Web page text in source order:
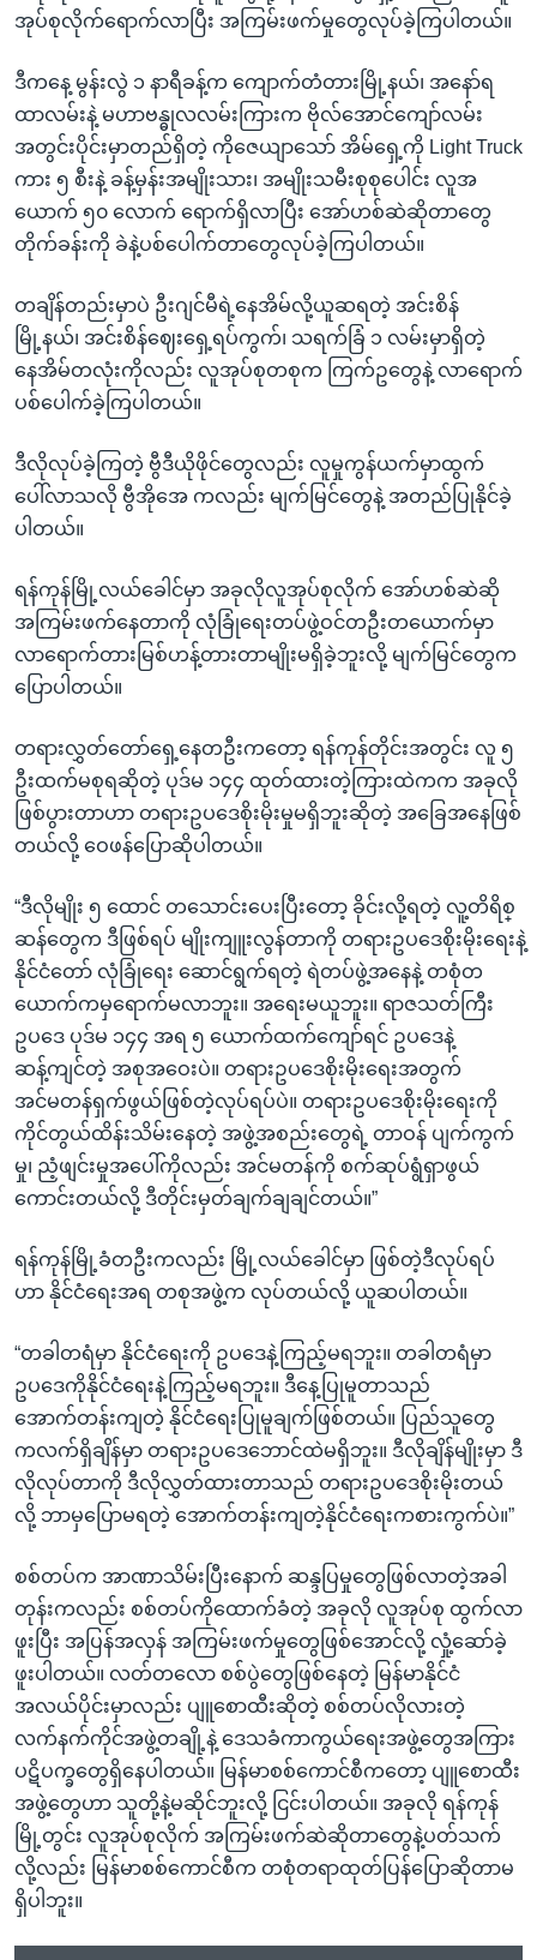
အုပ်စုလိုက်ရောက်လာပြီး အကြမ်းဖက်မှုတွေလုပ်ခဲ့ကြပါတယ်။
ဒီကနေ့ မွန်းလွဲ ၁ နာရီခန့်က ကျောက်တံတားမြို့နယ်၊ အနော်ရ
ထာလမ်းနဲ့ မဟာဗန္ဓုလလမ်းကြားက ဗိုလ်အောင်ကျော်လမ်း
အတွင်းပိုင်းမှာတည်ရှိတဲ့ ကိုဇေ‌ယျာသော် အိမ်ရှေ့ကို Light Truck
ကား ၅ စီးနဲ့ ခန့်မှန်းအမျိုးသား၊ အမျိုးသမီးစုစုပေါင်း လူအ
ယောက် ၅၀ လောက် ရောက်ရှိလာပြီး အော်ဟစ်ဆဲဆိုတာတွေ
တိုက်ခန်းကို ခဲနဲ့ပစ်ပေါက်တာတွေလုပ်ခဲ့ကြပါတယ်။
တချိန်တည်းမှာပဲ ဦးဂျင်မီရဲ့နေအိမ်လို့ယူဆရတဲ့ အင်းစိန်
မြို့နယ်၊ အင်းစိန်ဈေးရှေ့ရပ်ကွက်၊ သရက်ခြံ ၁ လမ်းမှာရှိတဲ့
နေအိမ်တလုံးကိုလည်း လူအုပ်စုတစုက ကြက်ဥတွေနဲ့ လာရောက်
ပစ်ပေါက်ခဲ့ကြပါတယ်။
ဒီလိုလုပ်ခဲ့ကြတဲ့ ဗွီဒီယိုဖိုင်တွေလည်း လူမှုကွန်ယက်မှာထွက်
ပေါ်လာသလို ဗွီအိုအေ ကလည်း မျက်မြင်တွေနဲ့ အတည်ပြုနိုင်ခဲ့
ပါတယ်။
ရန်ကုန်မြို့လယ်ခေါင်မှာ အခုလိုလူအုပ်စုလိုက် အော်ဟစ်ဆဲဆို
အကြမ်းဖက်နေတာကို လုံခြုံရေးတပ်ဖွဲ့ဝင်တဦးတယောက်မှာ
လာရောက်တားမြစ်ဟန့်တားတာမျိုးမရှိခဲ့ဘူးလို့ မျက်မြင်တွေက
ပြောပါတယ်။
တရားလွှတ်တော်ရှေ့နေတဦးကတော့ ရန်ကုန်တိုင်းအတွင်း လူ ၅
ဦးထက်မစုရဆိုတဲ့ ပုဒ်မ ၁၄၄ ထုတ်ထားတဲ့ကြားထဲကက အခုလို
ဖြစ်ပွားတာဟာ တရားဥပဒေစိုးမိုးမှုမရှိဘူးဆိုတဲ့ အခြေအနေဖြစ်
တယ်လို့ ဝေဖန်ပြောဆိုပါတယ်။
“ဒီလိုမျိုး ၅ ထောင် တသောင်းပေးပြီးတော့ ခိုင်းလို့ရတဲ့ လူ့တိရိစ္
ဆန်တွေက ဒီဖြစ်ရပ် မျိုးကျူးလွန်တာကို တရားဥပဒေစိုးမိုးရေးနဲ့
နိုင်ငံတော် လုံခြုံရေး ဆောင်ရွက်ရတဲ့ ရဲတပ်ဖွဲ့အနေနဲ့ တစုံတ
ယောက်ကမှရောက်မလာဘူး။ အရေးမယူဘူး။ ရာဇသတ်ကြီး
ဥပဒေ ပုဒ်မ ၁၄၄ အရ ၅ ယောက်ထက်ကျော်ရင် ဥပဒေနဲ့
ဆန့်ကျင်တဲ့ အစုအဝေးပဲ။ တရားဥပဒေစိုးမိုးရေးအတွက်
အင်မတန်ရှက်ဖွယ်ဖြစ်တဲ့လုပ်ရပ်ပဲ။ တရားဥပဒေစိုးမိုးရေးကို
ကိုင်တွယ်ထိန်းသိမ်းနေတဲ့ အဖွဲ့အစည်းတွေရဲ့ တာဝန် ပျက်ကွက်
မှု၊ ညံ့ဖျင်းမှုအပေါ်ကိုလည်း အင်မတန်ကို စက်ဆုပ်ရွံရှာဖွယ်
ကောင်းတယ်လို့ ဒီတိုင်းမှတ်ချက်ချချင်တယ်။”
ရန်ကုန်မြို့ခံတဦးကလည်း မြို့လယ်ခေါင်မှာ ဖြစ်တဲ့ဒီလုပ်ရပ်
ဟာ နိုင်ငံရေးအရ တစုအဖွဲ့က လုပ်တယ်လို့ ယူဆပါတယ်။
“တခါတရံမှာ နိုင်ငံရေးကို ဥပဒေနဲ့ကြည့်မရဘူး။ တခါတရံမှာ
ဥပဒေကိုနိုင်ငံရေးနဲ့ကြည့်မရဘူး။ ဒီနေ့ပြုမူတာသည်
အောက်တန်းကျတဲ့ နိုင်ငံရေးပြုမူချက်ဖြစ်တယ်။ ပြည်သူတွေ
ကလက်ရှိချိန်မှာ တရားဥပဒေဘောင်ထဲမရှိဘူး။ ဒီလိုချိန်မျိုးမှာ ဒီ
လိုလုပ်တာကို ဒီလိုလွှတ်ထားတာသည် တရားဥပဒေစိုးမိုးတယ်
လို့ ဘာမှပြောမရတဲ့ အောက်တန်းကျတဲ့နိုင်ငံရေးကစားကွက်ပဲ။”
စစ်တပ်က အာဏာသိမ်းပြီးနောက် ဆန္ဒပြမှုတွေဖြစ်လာတဲ့အခါ
တုန်းကလည်း စစ်တပ်ကိုထောက်ခံတဲ့ အခုလို လူအုပ်စု ထွက်လာ
ဖူးပြီး အပြန်အလှန် အကြမ်းဖက်မှုတွေဖြစ်အောင်လို့ လှုံ့ဆော်ခဲ့
ဖူးပါတယ်။ လတ်တလော စစ်ပွဲတွေဖြစ်နေတဲ့ မြန်မာနိုင်ငံ
အလယ်ပိုင်းမှာလည်း ပျူစောထီးဆိုတဲ့ စစ်တပ်လိုလားတဲ့
လက်နက်ကိုင်အဖွဲ့တချို့နဲ့ ဒေသခံကာကွယ်ရေးအဖွဲ့တွေအကြား
ပဋိပက္ခတွေရှိနေပါတယ်။ မြန်မာစစ်ကောင်စီကတော့ ပျူစောထီး
အဖွဲ့တွေဟာ သူတို့နဲ့မဆိုင်ဘူးလို့ ငြင်းပါတယ်။ အခုလို ရန်ကုန်
မြို့တွင်း လူအုပ်စုလိုက် အကြမ်းဖက်ဆဲဆိုတာတွေနဲ့ပတ်သက်
လို့လည်း မြန်မာစစ်ကောင်စီက တစုံတရာထုတ်ပြန်ပြောဆိုတာမ
ရှိပါဘူး။